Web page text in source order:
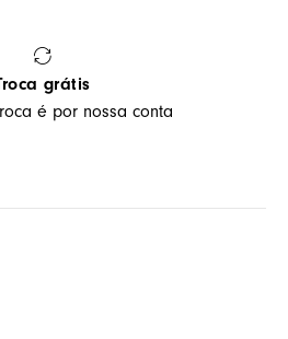
grátis
é por nossa conta